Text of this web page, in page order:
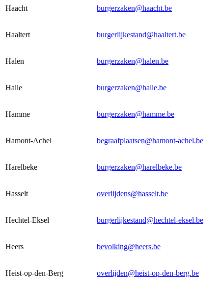
Haacht burgerzaken@haacht.be
Haaltert burgerlijkestand@haaltert.be
Halen burgerzaken@halen.be
Halle burgerzaken@halle.be
Hamme burgerzaken@hamme.be
Hamont-Achel begraafplaatsen@hamont-achel.be
Harelbeke burgerzaken@harelbeke.be
Hasselt overlijdens@hasselt.be
Hechtel-Eksel burgerlijkestand@hechtel-eksel.be
Heers bevolking@heers.be
Heist-op-den-Berg overlijden@heist-op-den-berg.be